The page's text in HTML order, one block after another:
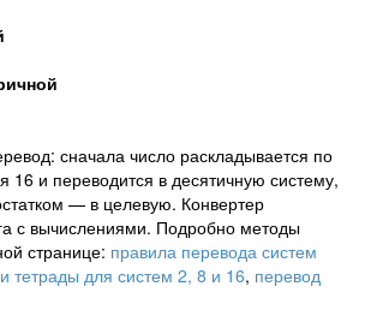
сначала число раскладывается по
16 и переводится в десятичную систему,
— в целевую. Конвертер
с вычислениями. Подробно методы
странице: правила перевода систем
тетрады для систем 2, 8 и 16, перевод